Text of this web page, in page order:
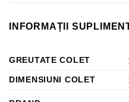
INFORMAȚII
GREUTATE COLET
DIMENSIUNI COLET